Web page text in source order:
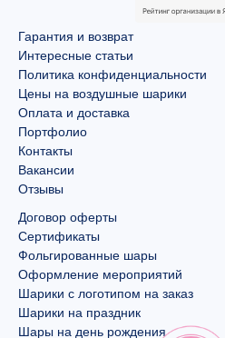
Гарантия и возврат
Интересные статьи
Политика конфиденциальности
Цены на воздушные шарики
Оплата и доставка
Портфолио
Контакты
Вакансии
Отзывы
Договор оферты
Сертификаты
Фольгированные шары
Оформление мероприятий
Шарики с логотипом на заказ
Шарики на праздник
Шары на день рождения